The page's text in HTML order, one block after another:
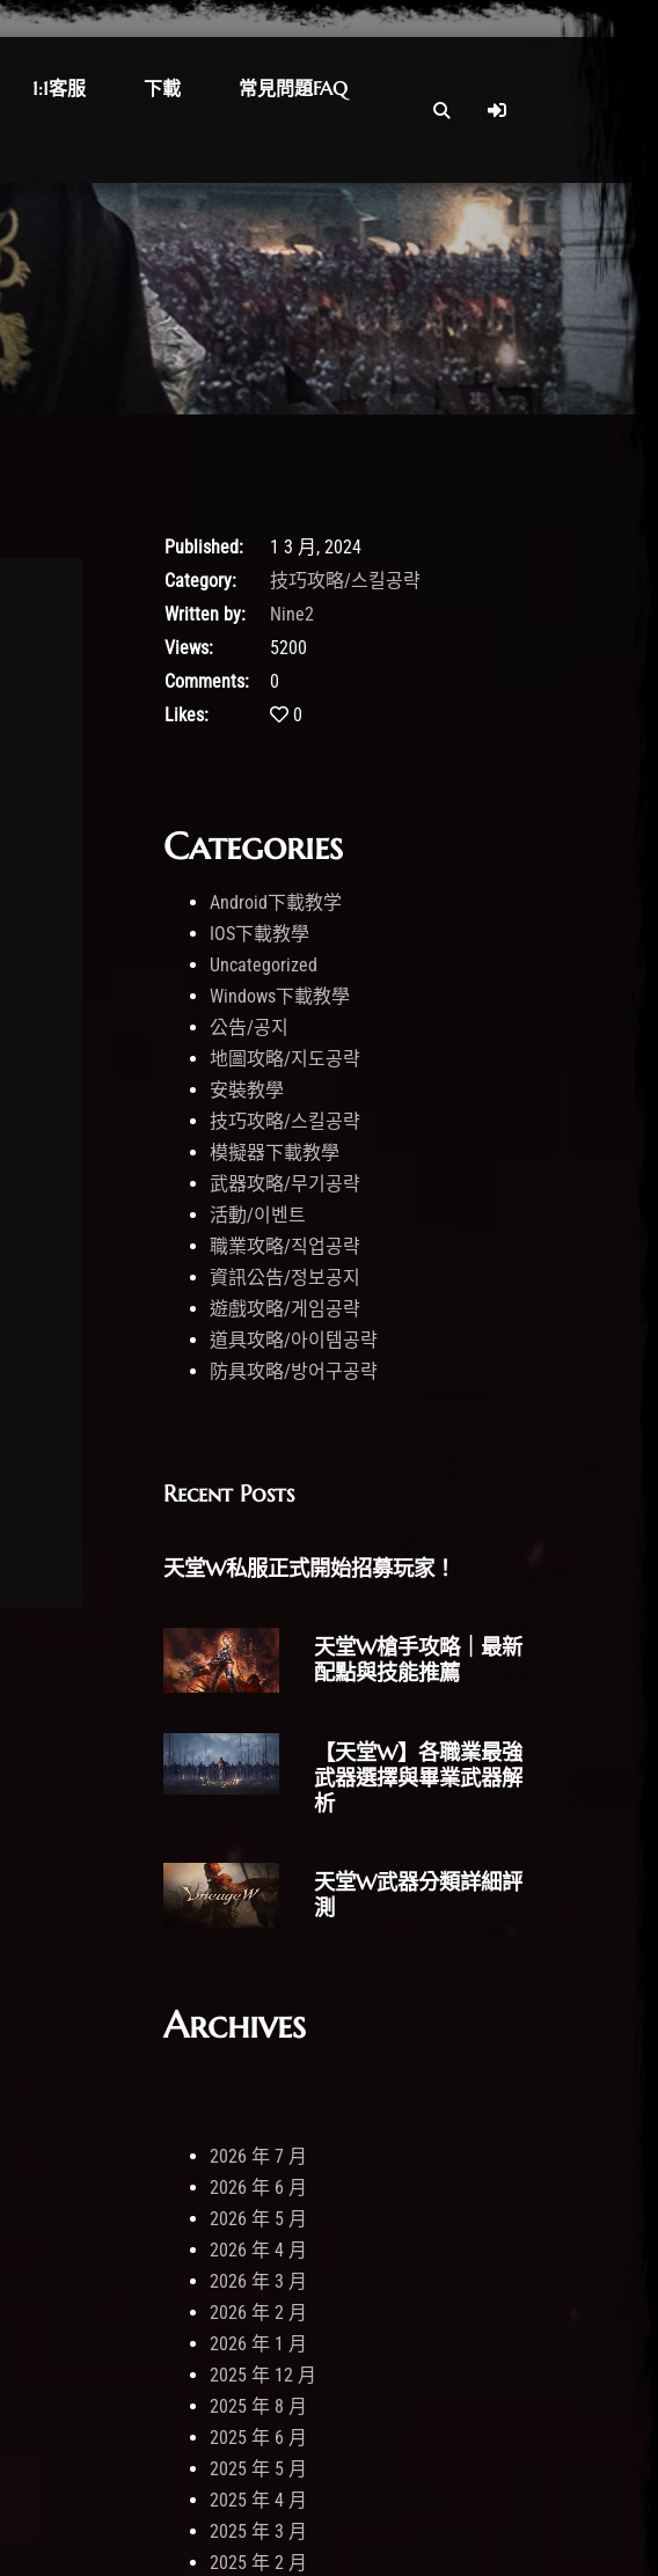
1:1客服 下載
常見問題FAQ
Published:
1 3 月, 2024
Category:
技巧攻略/스킬공략
Written by:
Nine2
Views:
5200
Comments:
0
Likes:
0
Categories
Android下載教学
IOS下載教學
Uncategorized
Windows下載教學
公告/공지
地圖攻略/지도공략
安裝教學
技巧攻略/스킬공략
模擬器下載教學
武器攻略/무기공략
活動/이벤트
職業攻略/직업공략
資訊公告/정보공지
遊戲攻略/게임공략
道具攻略/아이템공략
防具攻略/방어구공략
Recent Posts
天堂W私服正式開始招募玩家！
天堂W槍手攻略｜最新
配點與技能推薦
【天堂W】各職業最強
武器選擇與畢業武器解
析
天堂W武器分類詳細評
測
Archives
2026 年 7 月
2026 年 6 月
2026 年 5 月
2026 年 4 月
2026 年 3 月
2026 年 2 月
2026 年 1 月
2025 年 12 月
2025 年 8 月
2025 年 6 月
2025 年 5 月
2025 年 4 月
2025 年 3 月
2025 年 2 月